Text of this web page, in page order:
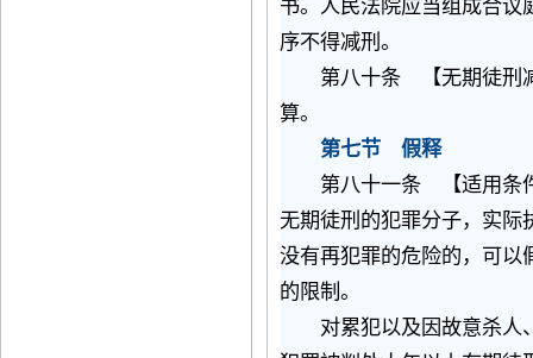
书。人民法院应当组成合议
序不得减刑。
第八十条 【无期徒刑减
算。
第七节 假释
第八十一条 【适用条件
无期徒刑的犯罪分子，实际
没有再犯罪的危险的，可以
的限制。
对累犯以及因故意杀人、